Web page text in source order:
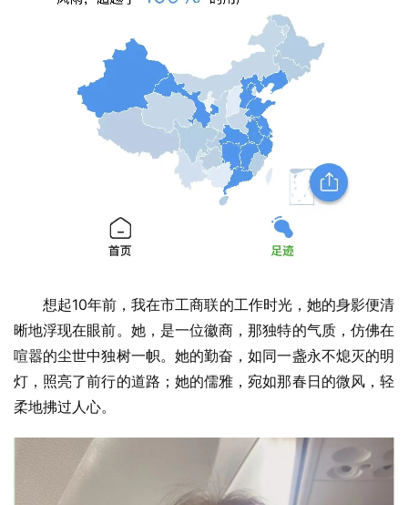
想起10年前，我在市工商联的工作时光，她的身影便清
晰地浮现在眼前。她，是一位徽商，那独特的气质，仿佛在
喧嚣的尘世中独树一帜。她的勤奋，如同一盏永不熄灭的明
灯，照亮了前行的道路；她的儒雅，宛如那春日的微风，轻
柔地拂过人心。